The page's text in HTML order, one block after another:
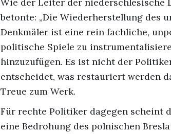
betonte: „Die Wiederherstellung des
Denkmäler ist eine rein fachliche,
politische Spiele zu
hinzuzufügen. Es ist nicht der
entscheidet, was restauriert werden
Treue zum Werk.
Für rechte Politiker dagegen scheint
eine Bedrohung des polnischen